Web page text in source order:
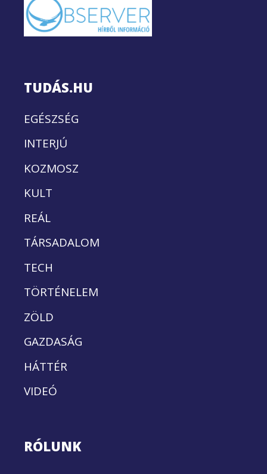
TUDÁS.HU
EGÉSZSÉG
INTERJÚ
KOZMOSZ
KULT
REÁL
TÁRSADALOM
TECH
TÖRTÉNELEM
ZÖLD
GAZDASÁG
HÁTTÉR
VIDEÓ
RÓLUNK